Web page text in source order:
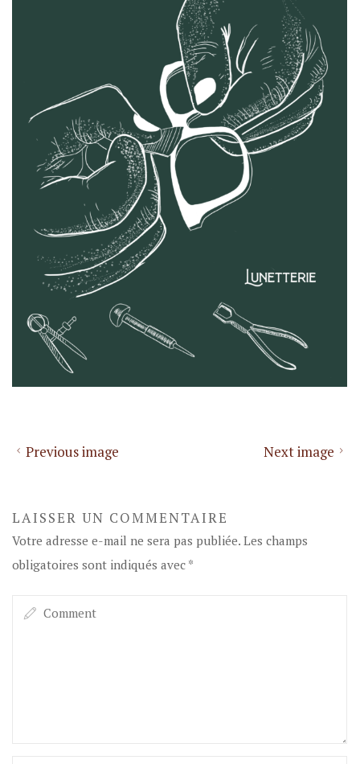
Previous image Next image
LAISSER UN COMMENTAIRE
Votre adresse e-mail ne sera pas publiée. Les champs
obligatoires sont indiqués avec *